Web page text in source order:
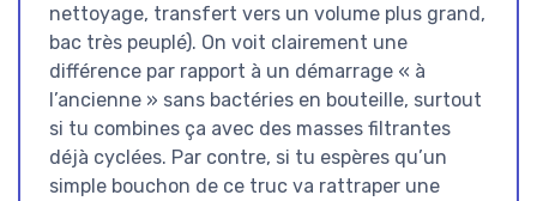
nettoyage, transfert vers un volume plus grand,
bac très peuplé). On voit clairement une
différence par rapport à un démarrage « à
l’ancienne » sans bactéries en bouteille, surtout
si tu combines ça avec des masses filtrantes
déjà cyclées. Par contre, si tu espères qu’un
simple bouchon de ce truc va rattraper une